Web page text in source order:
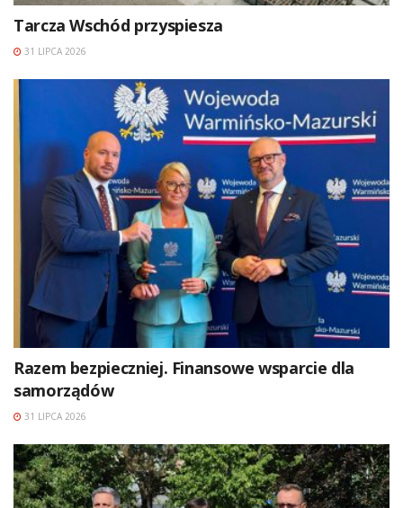
Tarcza Wschód przyspiesza
31 LIPCA 2026
Razem bezpieczniej. Finansowe wsparcie dla
samorządów
31 LIPCA 2026